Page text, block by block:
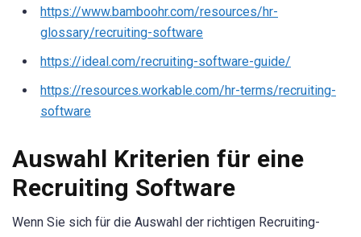
https://www.bamboohr.com/resources/hr-
glossary/recruiting-software
https://ideal.com/recruiting-software-guide/
https://resources.workable.com/hr-terms/recruiting-
software
Auswahl Kriterien für eine
Recruiting Software
Wenn Sie sich für die Auswahl der richtigen Recruiting-